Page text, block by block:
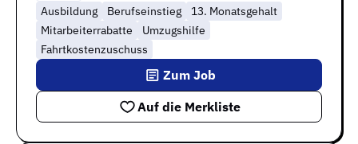
Ausbildung
Berufseinstieg
13. Monatsgehalt
Mitarbeiterrabatte
Umzugshilfe
Fahrtkostenzuschuss
Auf die Merkliste
Zum Job